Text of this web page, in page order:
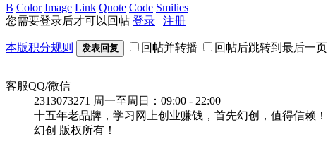
B Color Image Link Quote Code Smilies
您需要登录后才可以回帖 登录 | 注册
本版积分规则 发表回复 回帖并转播 回帖后跳转到最后一页
客服QQ/微信
2313073271 周一至周日：09:00 - 22:00
十五年老品牌，学习网上创业赚钱，首先幻创，值得信赖！
幻创 版权所有！